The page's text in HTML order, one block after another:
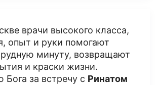
врачи высокого класса,
опыт и руки помогают
минуту, возвращают
и краски жизни.
Бога за встречу с Ринатом